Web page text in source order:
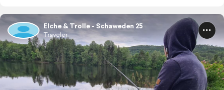
Elche & Trolle - Schaweden 25
Traveler